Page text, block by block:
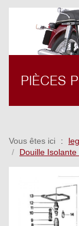
PIÈCES
Vous êtes ici
Douille